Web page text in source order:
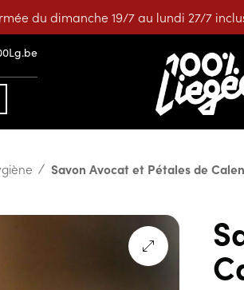
du dimanche 19/7 au lundi 27/7
Savon Avocat et Pétales de